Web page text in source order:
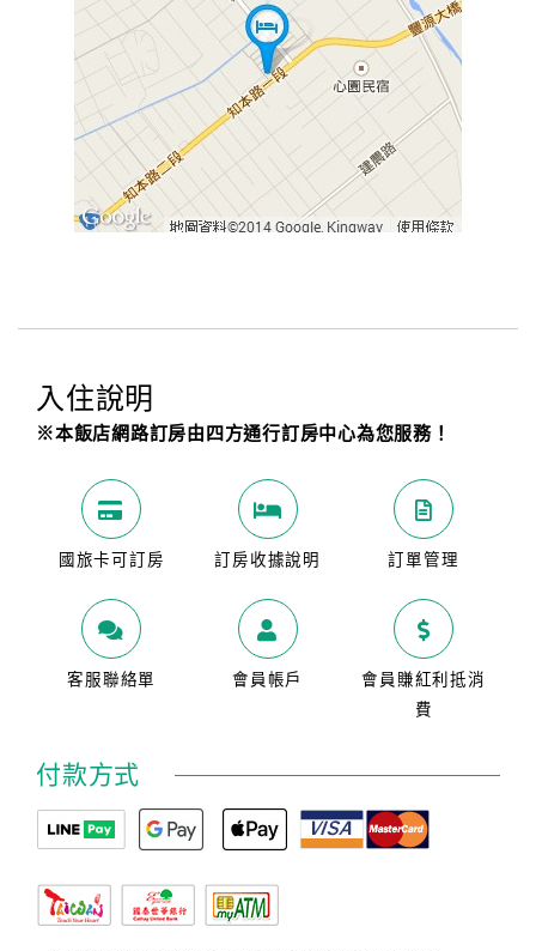
入住說明
※本飯店網路訂房由四方通行訂房中心為您服務！
國旅卡可訂房 訂房收據說明 訂單管理
客服聯絡單 會員帳戶
會員賺紅利抵消
費
付款方式